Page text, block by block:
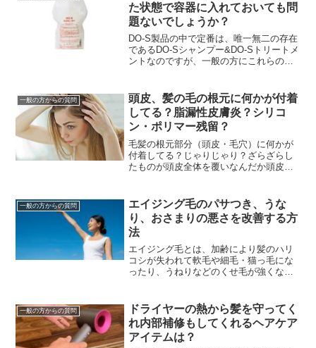
た状態で容器に入れておいても問
題ないでしょうか？
DO-S製品の中で定番は、唯一無二の存在
であるDO-Sシャンプー&DO-Sトリートメ
ントなのですが、一般の方にこれらの次
DO...
一般の方からの質問
頭皮、髪の毛の根元に何かが付着
してる？脂漏性皮膚炎？シリコ
ン・ポリマー残留？
毛髪の根元部分（頭皮・毛穴）に何かが
付着してる？じゃりじゃり？ざらざらし
たものが頭皮全体を覆いなんだか頭皮が
クスやヘッドスパ・炭...
一般の方からの質問
エイジング毛のパサつき、うな
り、おさまりの悪さを改善する方
法
エイジング毛とは、加齢により髪のハリ
コシが失われて軟毛や細毛・猫っ毛にな
ったり、うねりなどのくせ毛が強くなっ
ることです。エイジン...
一般の方からの質問
ドライヤーの熱から髪を守ってく
れ内部補修もしてくれるヘアケア
アイテムは？